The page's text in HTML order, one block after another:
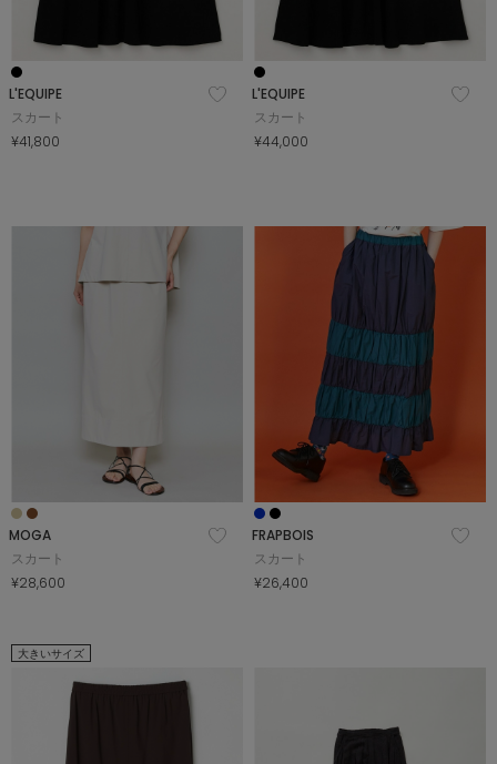
L'EQUIPE
スカート
¥41,800
L'EQUIPE
スカート
¥44,000
MOGA
スカート
¥28,600
FRAPBOIS
スカート
¥26,400
大きいサイズ